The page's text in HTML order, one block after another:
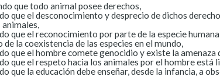
que todo animal posee derechos,
que el desconocimiento y desprecio de dichos
que el reconocimiento por parte de la especie
la coexistencia de las especies en el mundo,
que el hombre comete genocidio y existe la amenaza
que el respeto hacia los animales por el hombre
que la educación debe enseñar, desde la infancia, a